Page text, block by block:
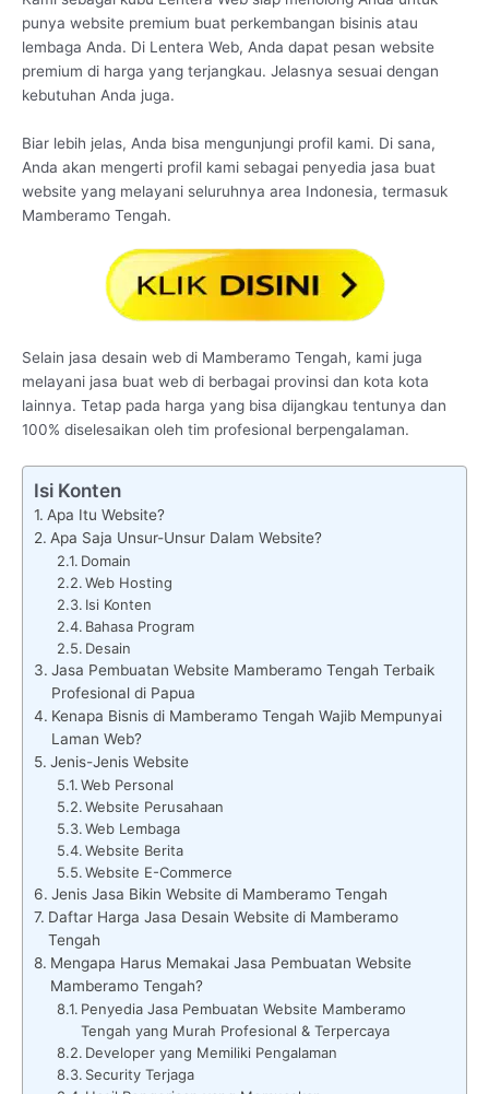
punya website premium buat perkembangan bisinis atau
lembaga Anda. Di Lentera Web, Anda dapat pesan website
premium di harga yang terjangkau. Jelasnya sesuai dengan
kebutuhan Anda juga.
Biar lebih jelas, Anda bisa mengunjungi profil kami. Di sana,
Anda akan mengerti profil kami sebagai penyedia jasa buat
website yang melayani seluruhnya area Indonesia, termasuk
Mamberamo Tengah.
Selain jasa desain web di Mamberamo Tengah, kami juga
melayani jasa buat web di berbagai provinsi dan kota kota
lainnya. Tetap pada harga yang bisa dijangkau tentunya dan
100% diselesaikan oleh tim profesional berpengalaman.
Isi Konten
Apa Itu Website?
Apa Saja Unsur-Unsur Dalam Website?
Domain
Web Hosting
Isi Konten
Bahasa Program
Desain
Jasa Pembuatan Website Mamberamo Tengah Terbaik
Profesional di Papua
Kenapa Bisnis di Mamberamo Tengah Wajib Mempunyai
Laman Web?
Jenis-Jenis Website
Web Personal
Website Perusahaan
Web Lembaga
Website Berita
Website E-Commerce
Jenis Jasa Bikin Website di Mamberamo Tengah
Daftar Harga Jasa Desain Website di Mamberamo
Tengah
Mengapa Harus Memakai Jasa Pembuatan Website
Mamberamo Tengah?
Penyedia Jasa Pembuatan Website Mamberamo
Tengah yang Murah Profesional & Terpercaya
Developer yang Memiliki Pengalaman
Security Terjaga